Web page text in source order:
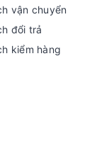
vận chuyển
đổi trả
kiểm hàng